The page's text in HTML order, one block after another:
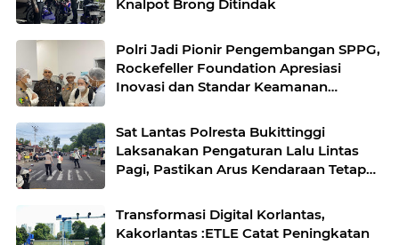
Knalpot Brong Ditindak
Polri Jadi Pionir Pengembangan SPPG,
Rockefeller Foundation Apresiasi
Inovasi dan Standar Keamanan
Sat Lantas Polresta Bukittinggi
Laksanakan Pengaturan Lalu Lintas
Pagi, Pastikan Arus Kendaraan Tetap
Transformasi Digital Korlantas,
Kakorlantas :ETLE Catat Peningkatan